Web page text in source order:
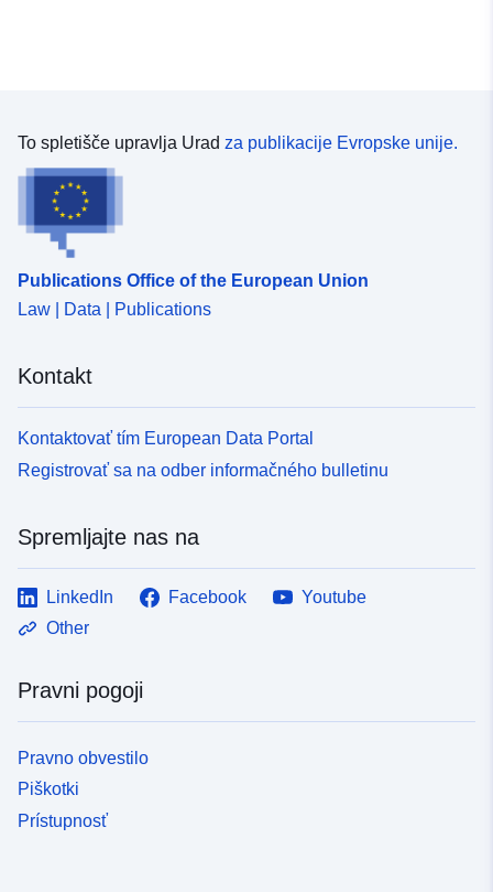
To spletišče upravlja Urad za publikacije Evropske unije.
Publications Office of the European Union
Law | Data | Publications
Kontakt
Kontaktovať tím European Data Portal
Registrovať sa na odber informačného bulletinu
Spremljajte nas na
LinkedIn Facebook
Youtube
Other
Pravni pogoji
Pravno obvestilo
Piškotki
Prístupnosť